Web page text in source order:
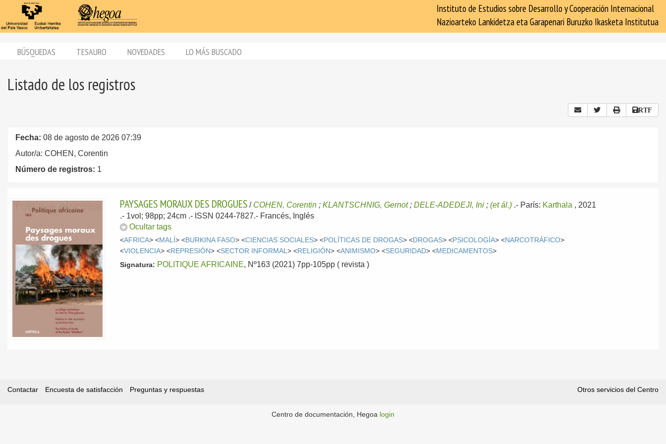
Instituto de Estudios sobre Desarrollo y Cooperación Internacional
Nazioarteko Lankidetza eta Garapenari Buruzko Ikasketa Institutua
BÚSQUEDAS TESAURO NOVEDADES LO MÁS BUSCADO
Listado de los registros
RTF
Fecha: 08 de agosto de 2026 07:39
Autor/a: COHEN, Corentin
Número de registros: 1
PAYSAGES MORAUX DES DROGUES / COHEN, Corentin ;KLANTSCHNIG, Gernot;DELE-ADEDEJI, Ini ;(et ál.) .- París: Karthala , 2021
.- 1vol; 98pp; 24cm .- ISSN 0244-7827.- Francés, Inglés
Ocultar tags
<AFRICA> <MALÍ> <BURKINA FASO> <CIENCIAS SOCIALES> <POLÍTICAS DE DROGAS> <DROGAS> <PSICOLOGÍA> <NARCOTRÁFICO>
<VIOLENCIA> <REPRESIÓN> <SECTOR INFORMAL> <RELIGIÓN> <ANIMISMO> <SEGURIDAD> <MEDICAMENTOS>
Signatura: POLITIQUE AFRICAINE, Nº163 (2021) 7pp-105pp ( revista )
Contactar Encuesta de satisfacción Preguntas y respuestas Otros servicios del Centro
Centro de documentación, Hegoa login